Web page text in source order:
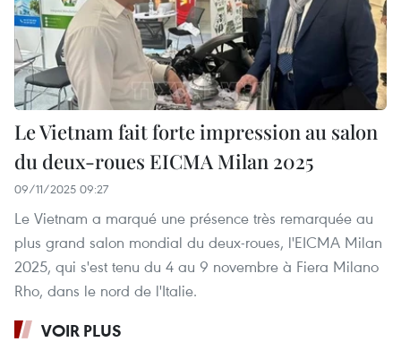
Le Vietnam fait forte impression au salon
du deux-roues EICMA Milan 2025
09/11/2025 09:27
Le Vietnam a marqué une présence très remarquée au
plus grand salon mondial du deux-roues, l'EICMA Milan
2025, qui s'est tenu du 4 au 9 novembre à Fiera Milano
Rho, dans le nord de l'Italie.
VOIR PLUS